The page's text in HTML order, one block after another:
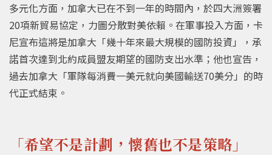
多元化方面，加拿大已在不到一年的時間內，於四大洲簽署
20項新貿易協定，力圖分散對美依賴。在軍事投入方面，卡
尼宣布這將是加拿大「幾十年來最大規模的國防投資」，承
諾首次達到北約成員盟友期望的國防支出水準；他也宣告，
過去加拿大「軍隊每消費一美元就向美國輸送70美分」的時
代正式結束。
「希望不是計劃，懷舊也不是策略」